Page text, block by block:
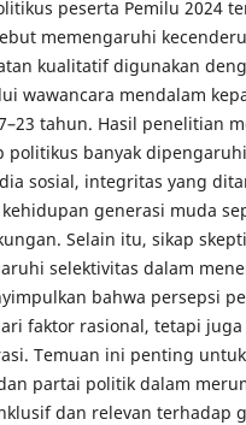
peserta Pemilu 2024
memengaruhi
kualitatif digunakan
wawancara mendalam
tahun. Hasil penelitian
politikus banyak
sosial, integritas yang
generasi muda
Selain itu, sikap
selektivitas dalam
bahwa persepsi
faktor rasional, tetapi
Temuan ini penting
partai politik dalam
dan relevan terhadap